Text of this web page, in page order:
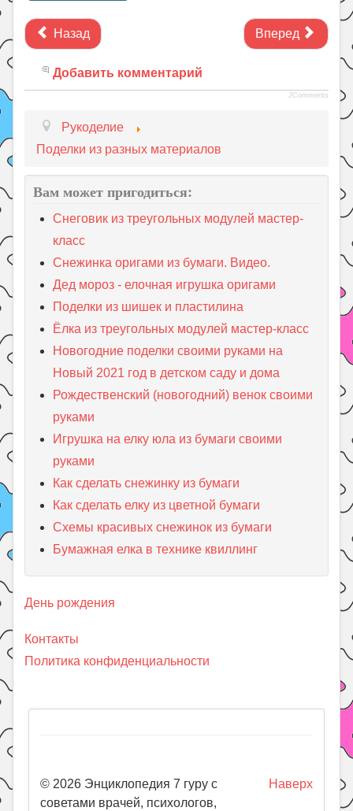
Назад Вперед
Добавить комментарий
JComments
Рукоделие
Поделки из разных материалов
Вам может пригодиться:
Снеговик из треугольных модулей мастер-
класс
Снежинка оригами из бумаги. Видео.
Дед мороз - елочная игрушка оригами
Поделки из шишек и пластилина
Ёлка из треугольных модулей мастер-класс
Новогодние поделки своими руками на
Новый 2021 год в детском саду и дома
Рождественский (новогодний) венок своими
руками
Игрушка на елку юла из бумаги своими
руками
Как сделать снежинку из бумаги
Как сделать елку из цветной бумаги
Схемы красивых снежинок из бумаги
Бумажная елка в технике квиллинг
День рождения
Контакты
Политика конфиденциальности
Наверх
© 2026 Энциклопедия 7 гуру с
советами врачей, психологов,